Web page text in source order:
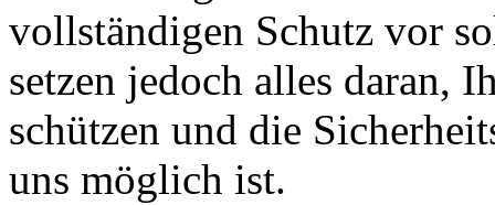
vollständigen Schutz vor
setzen jedoch alles daran,
schützen und die
uns möglich ist.